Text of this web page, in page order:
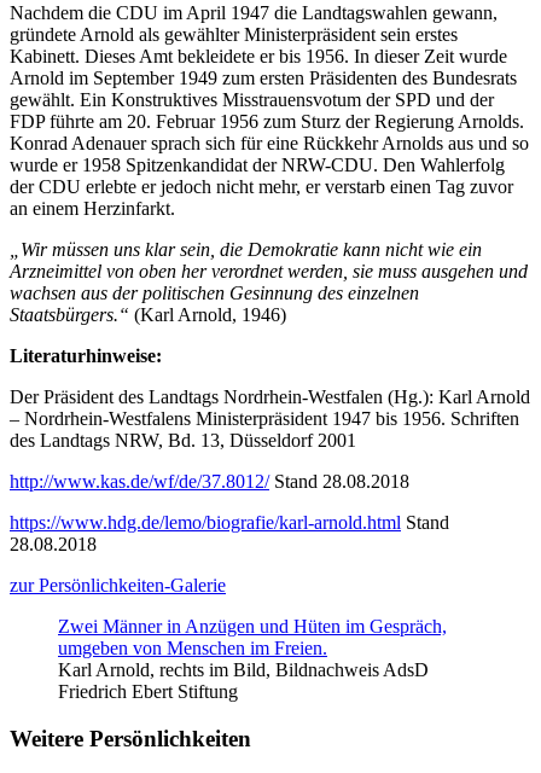
Nachdem die CDU im April 1947 die Landtagswahlen gewann,
gründete Arnold als gewählter Ministerpräsident sein erstes
Kabinett. Dieses Amt bekleidete er bis 1956. In dieser Zeit wurde
Arnold im September 1949 zum ersten Präsidenten des Bundesrats
gewählt. Ein Konstruktives Misstrauensvotum der SPD und der
FDP führte am 20. Februar 1956 zum Sturz der Regierung Arnolds.
Konrad Adenauer sprach sich für eine Rückkehr Arnolds aus und so
wurde er 1958 Spitzenkandidat der NRW-CDU. Den Wahlerfolg
der CDU erlebte er jedoch nicht mehr, er verstarb einen Tag zuvor
an einem Herzinfarkt.
„Wir müssen uns klar sein, die Demokratie kann nicht wie ein
Arzneimittel von oben her verordnet werden, sie muss ausgehen und
wachsen aus der politischen Gesinnung des einzelnen
Staatsbürgers.“ (Karl Arnold, 1946)
Literaturhinweise:
Der Präsident des Landtags Nordrhein-Westfalen (Hg.): Karl Arnold
– Nordrhein-Westfalens Ministerpräsident 1947 bis 1956. Schriften
des Landtags NRW, Bd. 13, Düsseldorf 2001
http://www.kas.de/wf/de/37.8012/Stand 28.08.2018
https://www.hdg.de/lemo/biografie/karl-arnold.html Stand
28.08.2018
zur Persönlichkeiten-Galerie
Karl Arnold, rechts im Bild, Bildnachweis AdsD
Friedrich Ebert Stiftung
Weitere Persönlichkeiten